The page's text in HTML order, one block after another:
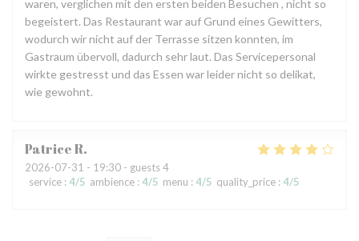
waren, verglichen mit den ersten beiden Besuchen , nicht so
begeistert. Das Restaurant war auf Grund eines Gewitters,
wodurch wir nicht auf der Terrasse sitzen konnten, im
Gastraum übervoll, dadurch sehr laut. Das Servicepersonal
wirkte gestresst und das Essen war leider nicht so delikat,
wie gewohnt.
PatriceR
2026-07-31 - 19:30 - guests 4
service : 4/5 ambience : 4/5 menu : 4/5 quality_price : 4/5